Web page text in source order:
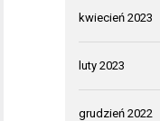
kwiecień 2023
luty 2023
grudzień 2022